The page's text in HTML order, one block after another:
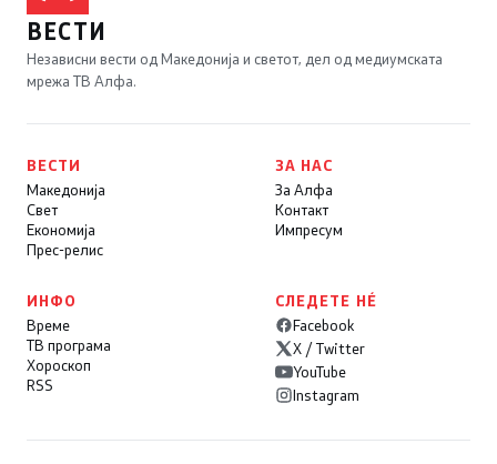
ВЕСТИ
Независни вести од Македонија и светот, дел од медиумската
мрежа ТВ Алфа.
ВЕСТИ
Македонија
Свет
Економија
Прес-релис
ЗА НАС
За Алфа
Контакт
Импресум
ИНФО
Време
ТВ програма
Хороскоп
RSS
СЛЕДЕТЕ НÉ
Facebook
X / Twitter
YouTube
Instagram